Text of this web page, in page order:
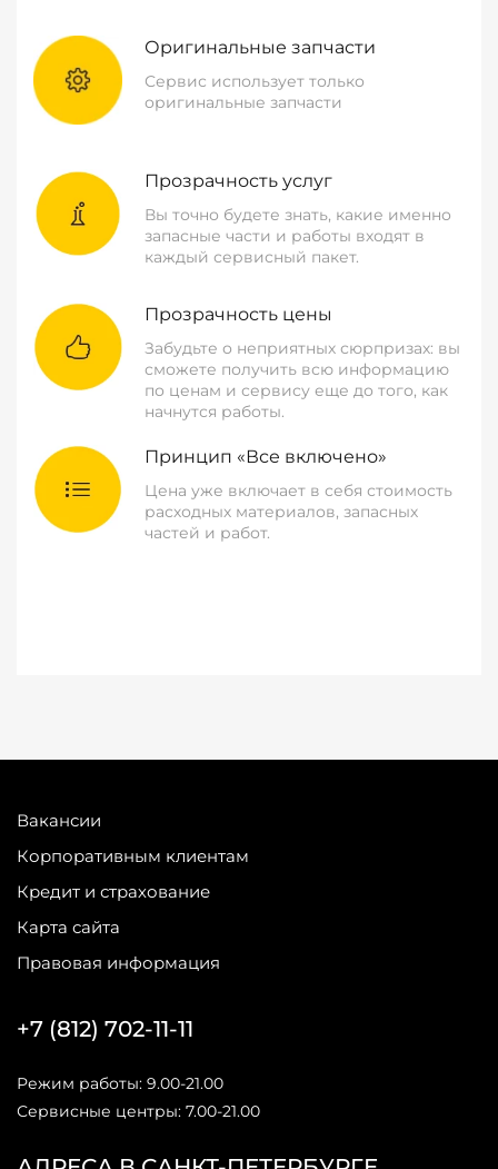
Оригинальные запчасти
Сервис использует только
оригинальные запчасти
Прозрачность услуг
Вы точно будете знать, какие именно
запасные части и работы входят в
каждый сервисный пакет.
Прозрачность цены
Забудьте о неприятных сюрпризах: вы
сможете получить всю информацию
по ценам и сервису еще до того, как
начнутся работы.
Принцип «Все включено»
Цена уже включает в себя стоимость
расходных материалов, запасных
частей и работ.
Вакансии
Корпоративным клиентам
Кредит и страхование
Карта сайта
Правовая информация
+7 (812) 702-11-11
Режим работы: 9.00-21.00
Сервисные центры: 7.00-21.00